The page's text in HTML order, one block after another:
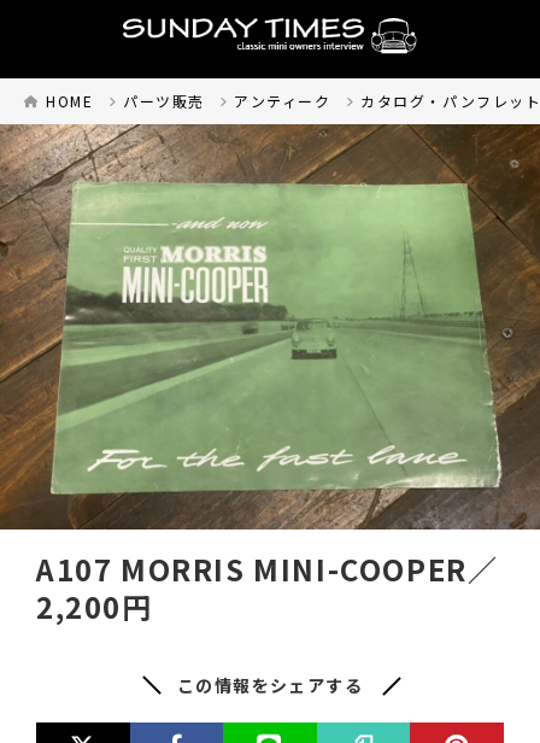
HOME パーツ販売 アンティーク カタログ・パンフレッ
A107 MORRIS MINI-COOPER／
2,200円
この情報をシェアする